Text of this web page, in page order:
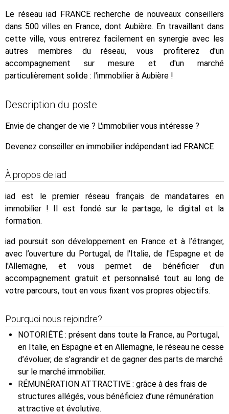
Le réseau iad FRANCE recherche de nouveaux conseillers
dans 500 villes en France, dont Aubière. En travaillant dans
cette ville, vous entrerez facilement en synergie avec les
autres membres du réseau, vous profiterez d'un
accompagnement sur mesure et d'un marché
particulièrement solide : l'immobilier à Aubière !
Description du poste
Envie de changer de vie ? L'immobilier vous intéresse ?
Devenez conseiller en immobilier indépendant iad FRANCE
À propos de iad
iad est le premier réseau français de mandataires en
immobilier ! Il est fondé sur le partage, le digital et la
formation.
iad poursuit son développement en France et à l’étranger,
avec l’ouverture du Portugal, de l'Italie, de l'Espagne et de
l'Allemagne, et vous permet de bénéficier d’un
accompagnement gratuit et personnalisé tout au long de
votre parcours, tout en vous fixant vos propres objectifs.
Pourquoi nous rejoindre?
NOTORIÉTÉ : présent dans toute la France, au Portugal,
en Italie, en Espagne et en Allemagne, le réseau ne cesse
d’évoluer, de s’agrandir et de gagner des parts de marché
sur le marché immobilier.
RÉMUNÉRATION ATTRACTIVE : grâce à des frais de
structures allégés, vous bénéficiez d’une rémunération
attractive et évolutive.